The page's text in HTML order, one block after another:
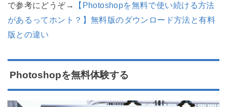
で参考にどうぞ→
【Photoshopを無料で使い続ける方法
があるってホント？】無料版のダウンロード方法と有料
版との違い
Photoshopを無料体験する